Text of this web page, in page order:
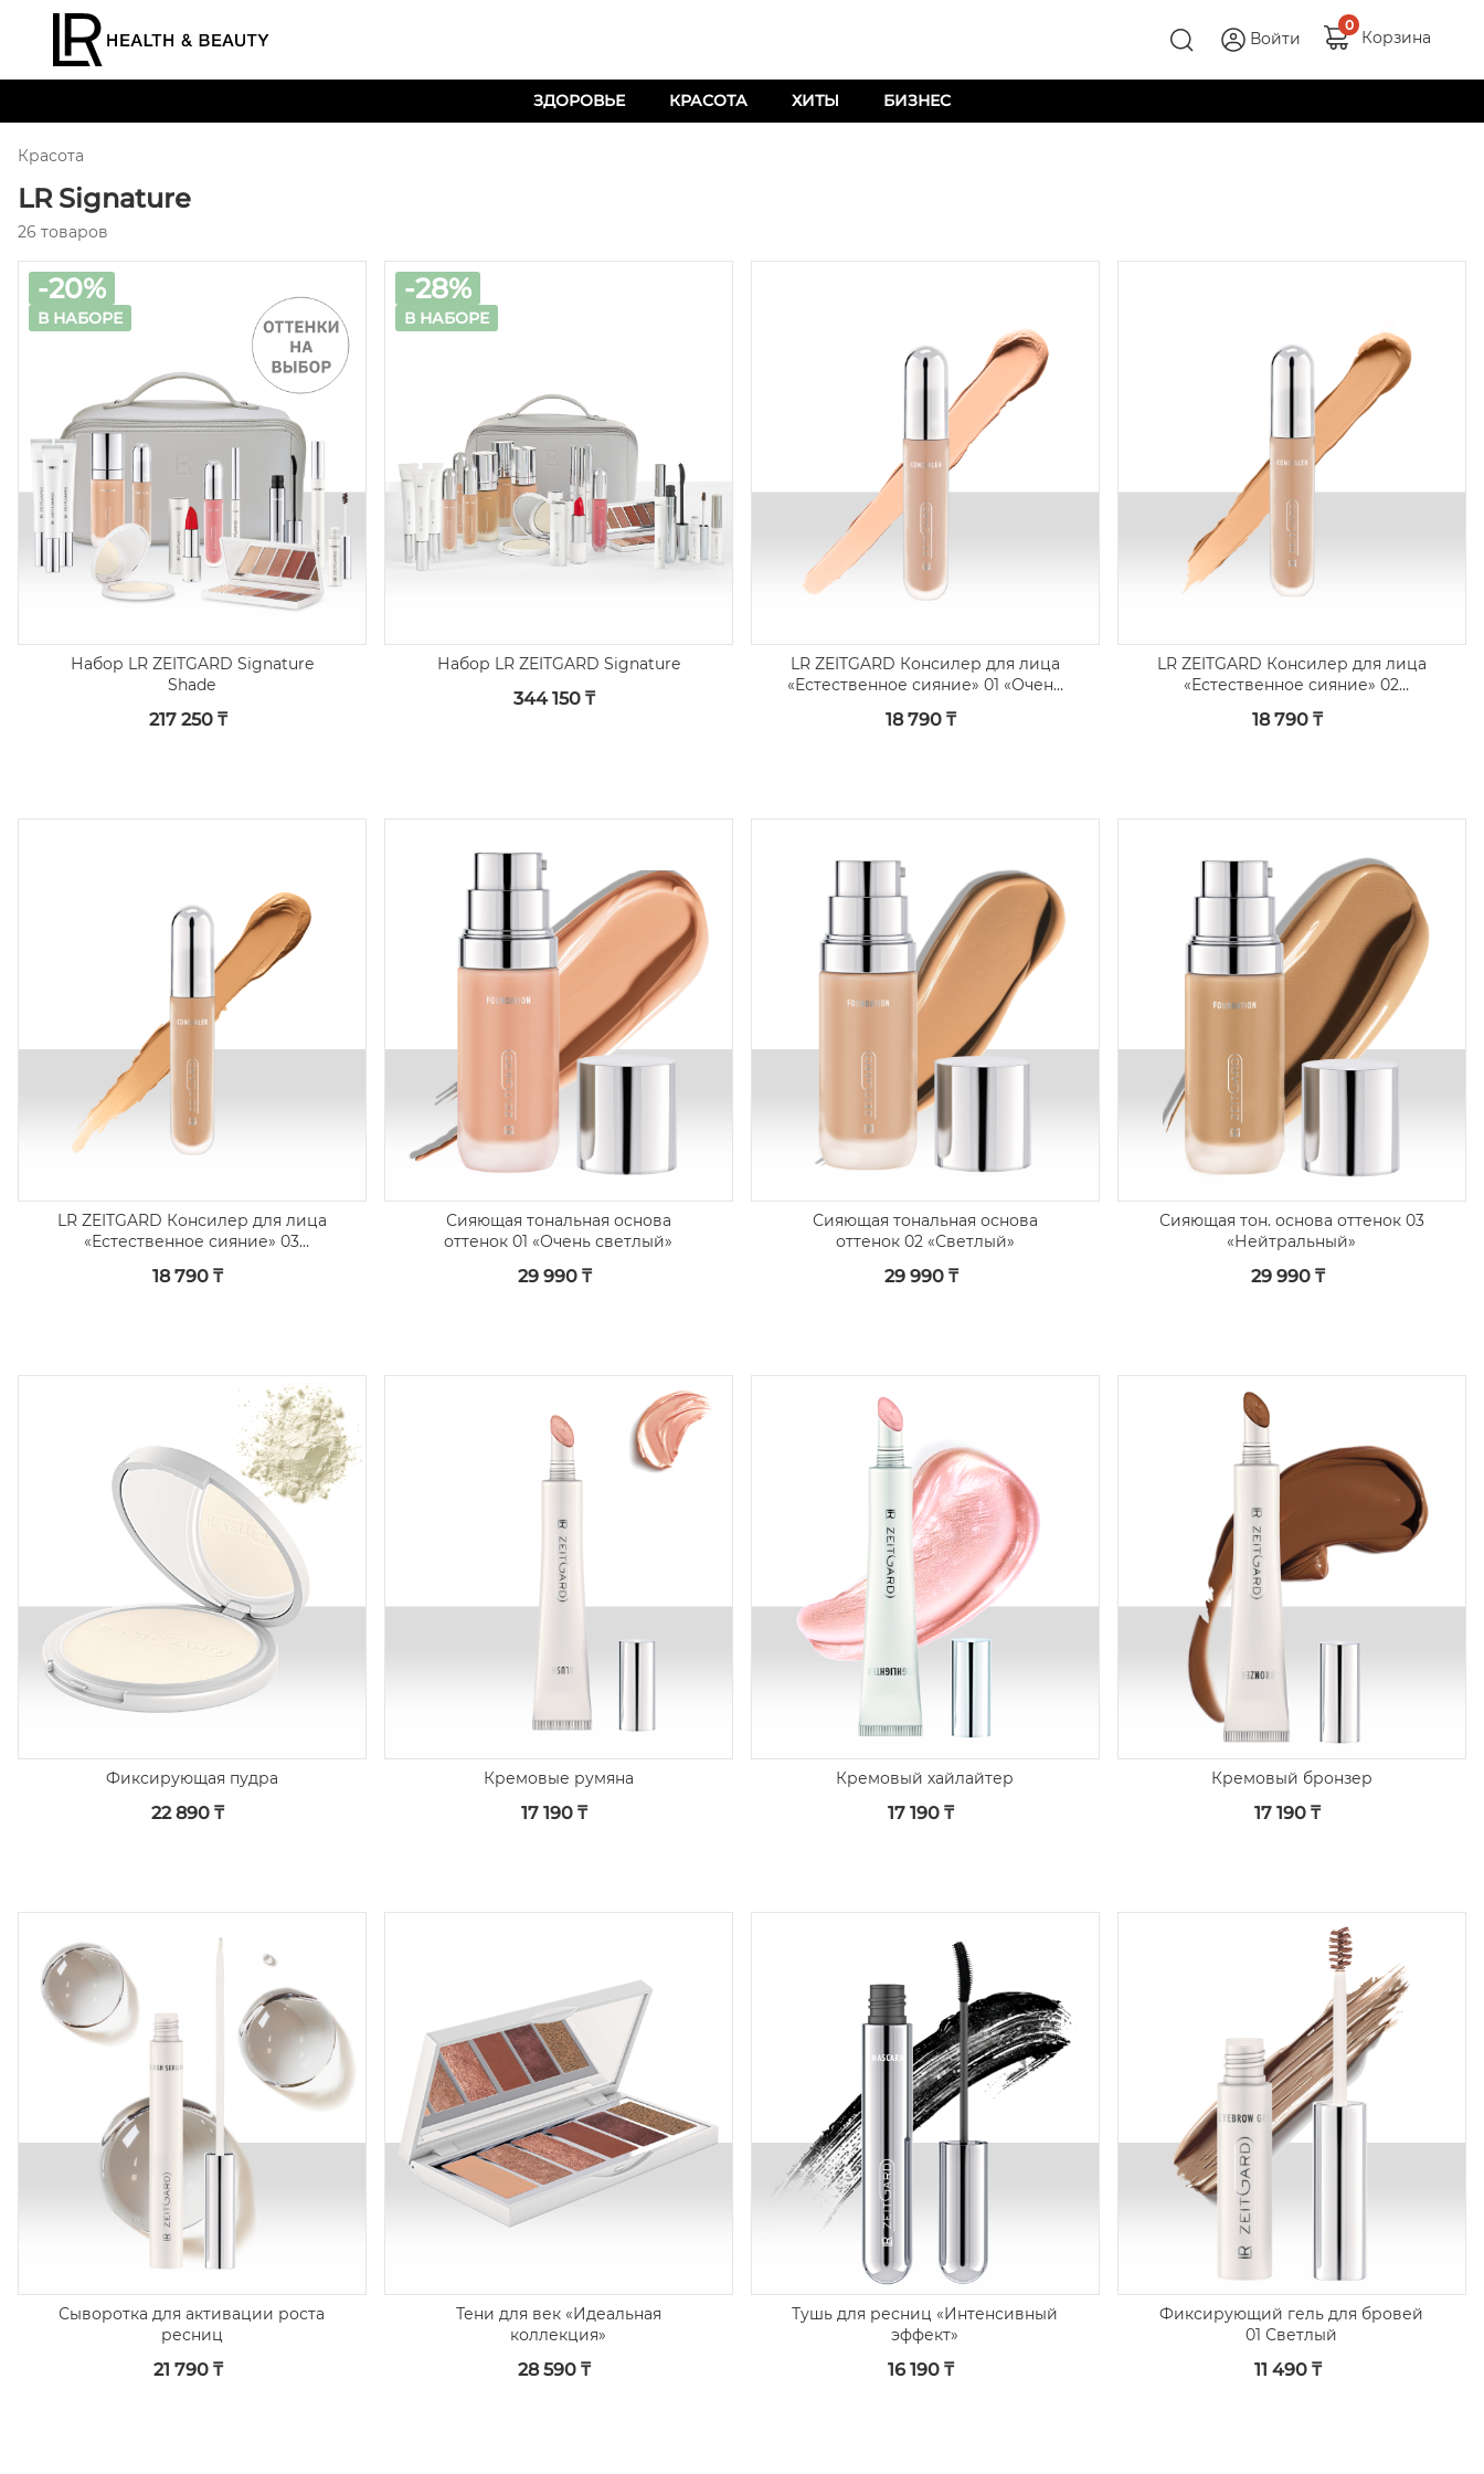
Войти
0
Корзина
ЗДОРОВЬЕ КРАСОТА ХИТЫ БИЗНЕС
Красота
LR Signature
26 товаров
-20%
В НАБОРЕ
Набор LR ZEITGARD Signature
Shade
217 250 ₸
-28%
В НАБОРЕ
Набор LR ZEITGARD Signature
344 150 ₸
LR ZEITGARD Консилер для лица
«Естественное сияние» 01 «Очень
18 790 ₸
LR ZEITGARD Консилер для лица
«Естественное сияние» 02
18 790 ₸
LR ZEITGARD Консилер для лица
«Естественное сияние» 03
18 790 ₸
Сияющая тональная основа
оттенок 01 «Очень светлый»
29 990 ₸
Сияющая тональная основа
оттенок 02 «Светлый»
29 990 ₸
Сияющая тон. основа оттенок 03
«Нейтральный»
29 990 ₸
Фиксирующая пудра
22 890 ₸
Кремовые румяна
17 190 ₸
Кремовый хайлайтер
17 190 ₸
Кремовый бронзер
17 190 ₸
Сыворотка для активации роста
ресниц
21 790 ₸
Тени для век «Идеальная
коллекция»
28 590 ₸
Тушь для ресниц «Интенсивный
эффект»
16 190 ₸
Фиксирующий гель для бровей
01 Светлый
11 490 ₸